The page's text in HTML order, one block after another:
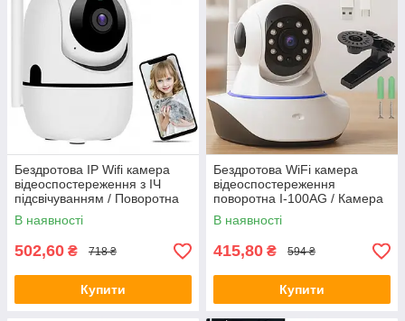
Бездротова IP Wifi камера
відеоспостереження з ІЧ
підсвічуванням / Поворотна
камера з датчиком руху
В наявності
502,60 ₴ 718 ₴
Купити
Бездротова WiFi камера
відеоспостереження
поворотна I-100AG / Камера
з трьома антенами 2,4 та 5
ГГц
В наявності
415,80 ₴ 594 ₴
Купити